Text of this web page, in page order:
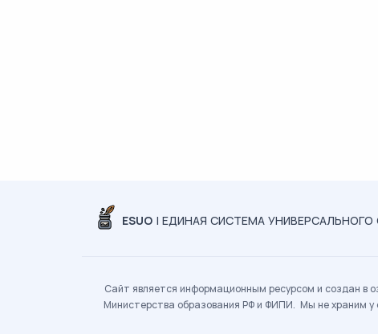
ESUO | ЕДИНАЯ СИСТЕМА УНИВЕРСАЛЬНОГО
Сайт является информационным ресурсом и создан в
Министерства образования РФ и ФИПИ. Мы не храним